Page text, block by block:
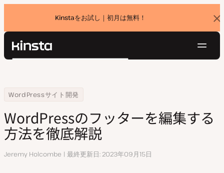
Kinstaをお試し｜初月は無料！
バ
ナ
Kinsta®
ョ
価格設定
お問い合わせ
検
Home
リソースセンター
WordPressサイト開発
WordPressのフッターを編集する方法を徹底解説
WordPressのフッターを編集する
方法を徹底解説
執
Jeremy Holcombe 最終更新日 2023年09月15日